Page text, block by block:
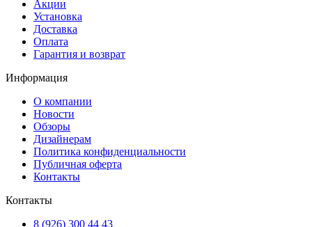
Акции
Установка
Доставка
Оплата
Гарантия и возврат
Информация
О компании
Новости
Обзоры
Дизайнерам
Политика конфиденциальности
Публичная оферта
Контакты
Контакты
8 (926) 300 44 43